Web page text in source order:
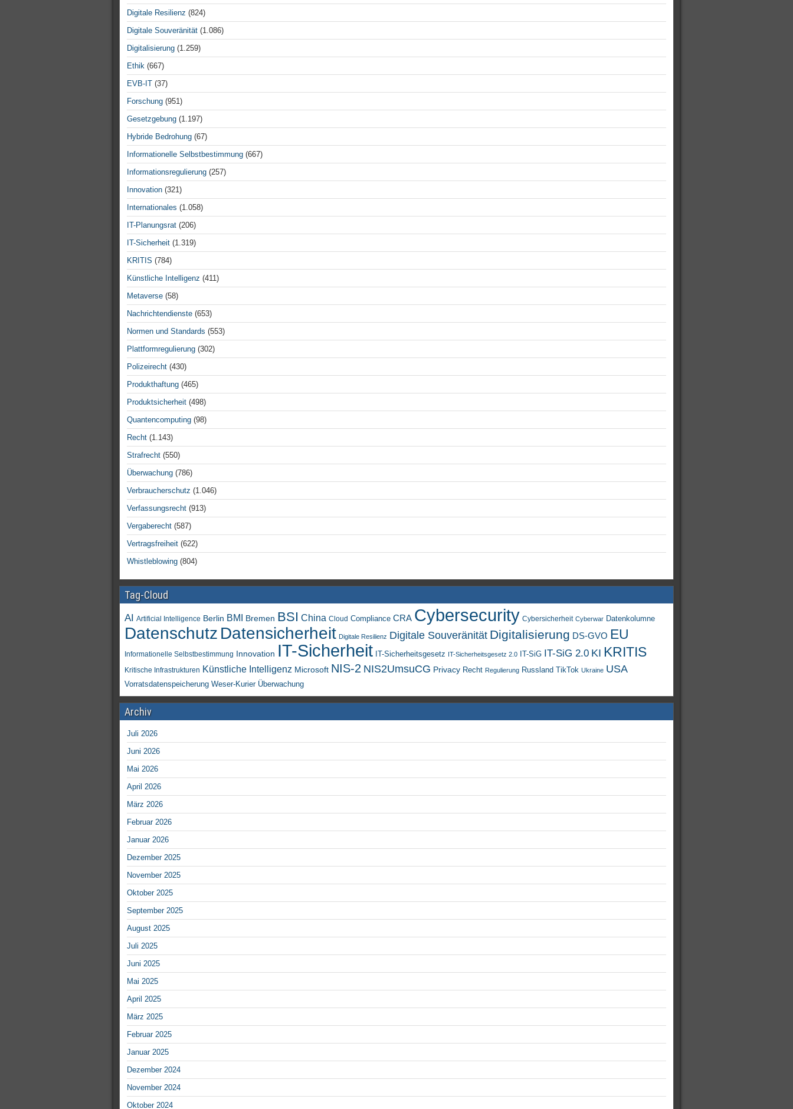
Digitale Resilienz (824)
Digitale Souveränität (1.086)
Digitalisierung (1.259)
Ethik (667)
EVB-IT (37)
Forschung (951)
Gesetzgebung (1.197)
Hybride Bedrohung (67)
Informationelle Selbstbestimmung (667)
Informationsregulierung (257)
Innovation (321)
Internationales (1.058)
IT-Planungsrat (206)
IT-Sicherheit (1.319)
KRITIS (784)
Künstliche Intelligenz (411)
Metaverse (58)
Nachrichtendienste (653)
Normen und Standards (553)
Plattformregulierung (302)
Polizeirecht (430)
Produkthaftung (465)
Produktsicherheit (498)
Quantencomputing (98)
Recht (1.143)
Strafrecht (550)
Überwachung (786)
Verbraucherschutz (1.046)
Verfassungsrecht (913)
Vergaberecht (587)
Vertragsfreiheit (622)
Whistleblowing (804)
Tag-Cloud
AI Artificial Intelligence Berlin BMI Bremen BSI China Cloud Compliance CRA Cybersecurity Cybersicherheit Cyberwar Datenkolumne
Datenschutz Datensicherheit Digitale Resilienz Digitale Souveränität Digitalisierung DS-GVO EU
Informationelle Selbstbestimmung Innovation IT-Sicherheit IT-Sicherheitsgesetz IT-Sicherheitsgesetz 2.0 IT-SiG IT-SiG 2.0 KI KRITIS
Kritische Infrastrukturen Künstliche Intelligenz Microsoft NIS-2 NIS2UmsuCG Privacy Recht Regulierung Russland TikTok Ukraine USA
Vorratsdatenspeicherung Weser-Kurier Überwachung
Archiv
Juli 2026
Juni 2026
Mai 2026
April 2026
März 2026
Februar 2026
Januar 2026
Dezember 2025
November 2025
Oktober 2025
September 2025
August 2025
Juli 2025
Juni 2025
Mai 2025
April 2025
März 2025
Februar 2025
Januar 2025
Dezember 2024
November 2024
Oktober 2024